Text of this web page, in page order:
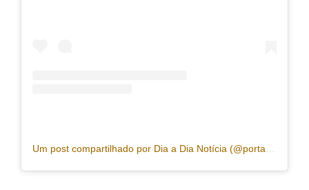
Um post compartilhado por Dia a Dia Notícia (@portaldiaadia)